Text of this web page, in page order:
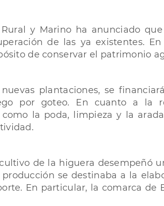
y Marino ha anunciado
de las ya existentes.
de conservar el patrimonio
plantaciones, se
por goteo. En cuanto a la
la poda, limpieza y la
de la higuera desempeñó
se destinaba a la
En particular, la comarca